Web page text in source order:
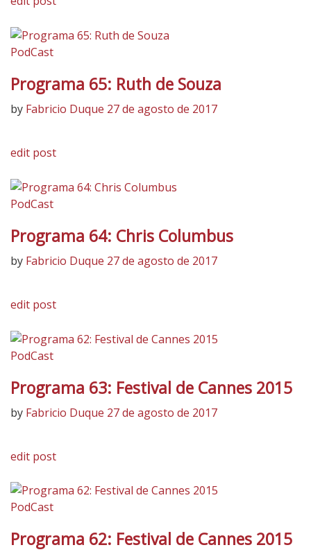
PodCast
Programa 65: Ruth de Souza
by Fabricio Duque 27 de agosto de 2017
edit post
PodCast
Programa 64: Chris Columbus
by Fabricio Duque 27 de agosto de 2017
edit post
PodCast
Programa 63: Festival de Cannes 2015
by Fabricio Duque 27 de agosto de 2017
edit post
PodCast
Programa 62: Festival de Cannes 2015